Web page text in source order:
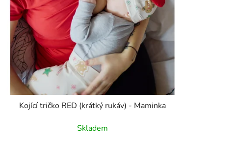
Kojící tričko RED (krátký rukáv) - Maminka
Skladem